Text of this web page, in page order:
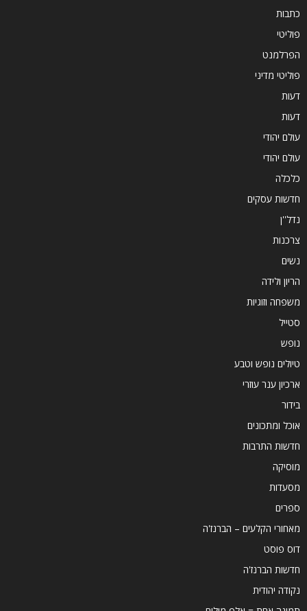
כתבות
פוליטי
הפרלמנט
פוליטי מדיני
דעות
דעות
עולם יהודי
עולם יהודי
כלכלה
חדשות עסקים
נדל''ן
צרכנות
נשים
הריון ולידה
משפחה וזוגיות
סטייל
נופש
טיולים נופש וטבע
ארכיון ענר עוזרי
בידור
אוכל ומתכונים
חדשות התרבות
מוסיקה
מסעדות
ספרים
מאחורי הקלעים – הברנז'ה
דוס פוסט
חדשות הברנז'ה
נקודה יהודית